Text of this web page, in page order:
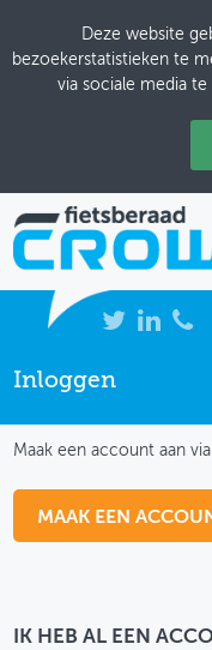
Deze website
bezoekerstatistieken te
via sociale media
NIEUWS
THEMASITES
Inloggen
Maak een account aan
MAAK EEN
IK HEB AL EEN